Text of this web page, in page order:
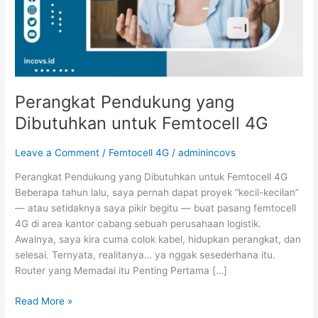
Perangkat Pendukung yang
Dibutuhkan untuk Femtocell 4G
Leave a Comment / Femtocell 4G /adminincovs
Perangkat Pendukung yang Dibutuhkan untuk Femtocell 4G
Beberapa tahun lalu, saya pernah dapat proyek “kecil-kecilan”
— atau setidaknya saya pikir begitu — buat pasang femtocell
4G di area kantor cabang sebuah perusahaan logistik.
Awalnya, saya kira cuma colok kabel, hidupkan perangkat, dan
selesai. Ternyata, realitanya… ya nggak sesederhana itu.
Router yang Memadai itu Penting Pertama […]
Read More »